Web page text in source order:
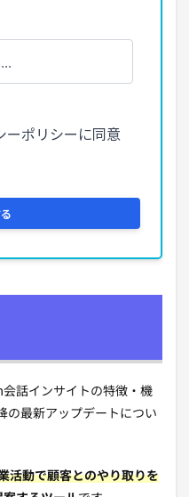
会話インサイトの特徴・機
の最新アップデートについ
活動で顧客とのやり取りを